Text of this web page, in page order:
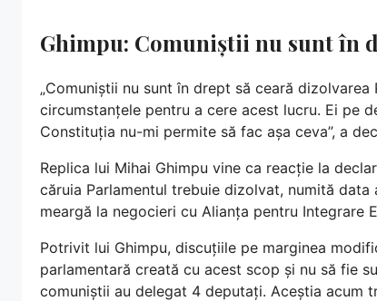
Ghimpu: Comuniștii nu sunt în
„Comuniștii nu sunt în drept să ceară
circumstanțele pentru a cere acest lucru. Ei pe
Constituția nu-mi permite să fac așa ceva”, a
Replica lui Mihai Ghimpu vine ca reacție la
căruia Parlamentul trebuie dizolvat, numită
meargă la negocieri cu Alianța pentru Integrare
Potrivit lui Ghimpu, discuțiile pe marginea
parlamentară creată cu acest scop și nu să fie
comuniștii au delegat 4 deputați. Aceștia acum